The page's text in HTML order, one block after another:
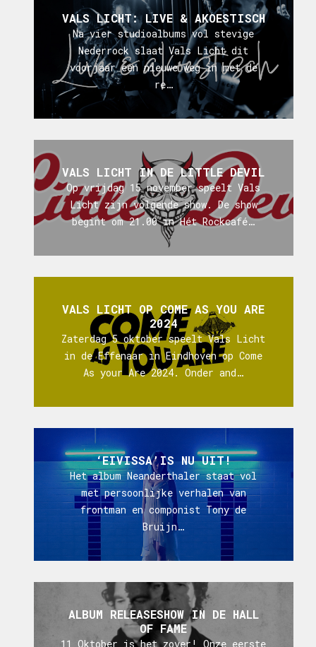
VALS LICHT: LIVE & AKOESTISCH
Na vier studioalbums vol stevige
Nederrock slaat Vals Licht dit
voorjaar een nieuwe weg in met de
re…
VALS LICHT IN DE LITTLE DEVIL
Op vrijdag 15 november speelt Vals
Licht zijn volgende show. De show
begint om 21.00 in Hét Rockcafé…
VALS LICHT OP COME AS YOU ARE
2024
Zaterdag 5 oktober speelt Vals Licht
in de Effenaar in Eindhoven op Come
As your Are 2024. Onder and…
‘EIVISSA’IS NU UIT!
Het album Neanderthaler staat vol
met persoonlijke verhalen van
frontman en componist Tony de
Bruijn…
ALBUM RELEASESHOW IN DE HALL
OF FAME
11 Oktober is het zover! Onze eerste